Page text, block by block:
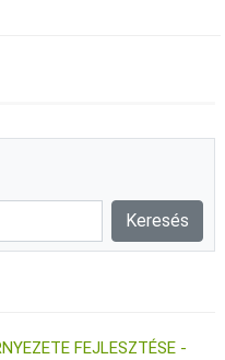
FEJLESZTÉSE -